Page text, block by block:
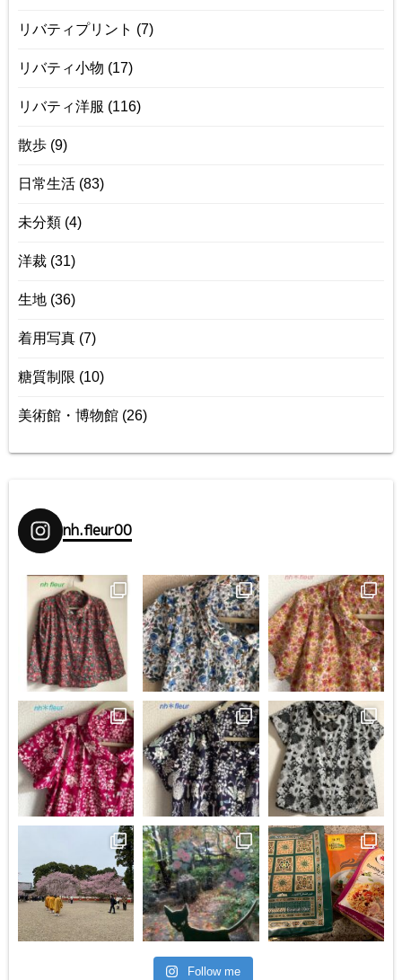
リバティプリント (7)
リバティ小物 (17)
リバティ洋服 (116)
散歩 (9)
日常生活 (83)
未分類 (4)
洋裁 (31)
生地 (36)
着用写真 (7)
糖質制限 (10)
美術館・博物館 (26)
nh.fleur00
Follow me